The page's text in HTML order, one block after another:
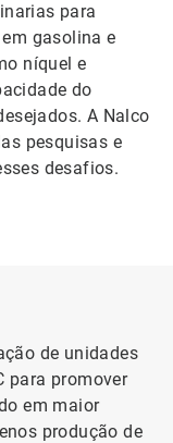
para
gasolina e
níquel e
do
A Nalco
pesquisas e
desafios.
de unidades
para promover
em maior
produção de